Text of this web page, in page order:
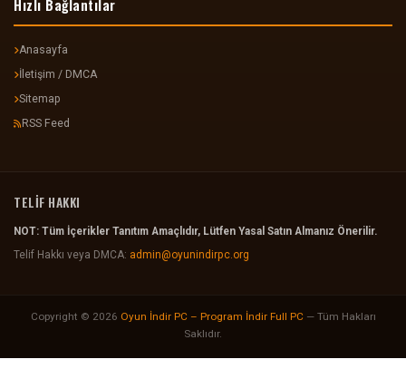
Hızlı Bağlantılar
Anasayfa
İletişim / DMCA
Sitemap
RSS Feed
TELİF HAKKI
NOT: Tüm İçerikler Tanıtım Amaçlıdır, Lütfen Yasal Satın Almanız Önerilir.
Telif Hakkı veya DMCA: admin@oyunindirpc.org
Copyright © 2026 Oyun İndir PC – Program İndir Full PC — Tüm Hakları
Saklıdır.